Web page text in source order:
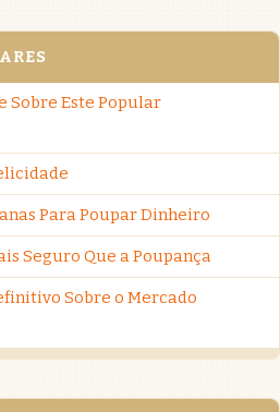
Sobre Este Popular
Para Poupar Dinheiro
Seguro Que a Poupança
Sobre o Mercado